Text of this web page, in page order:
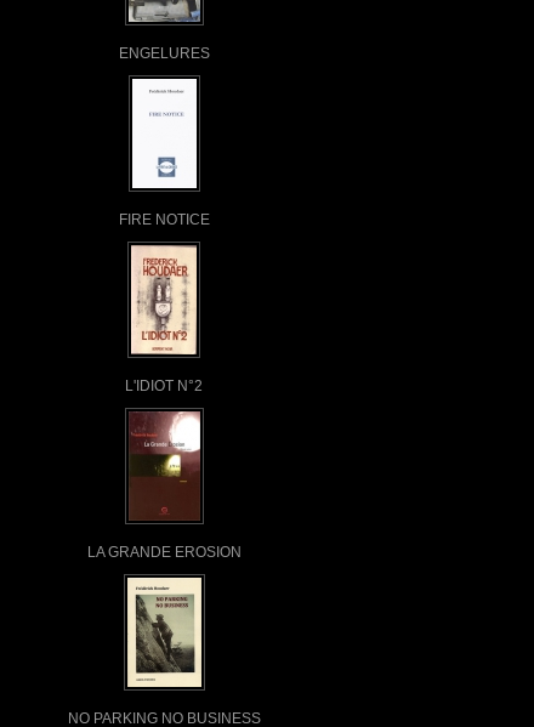
ENGELURES
FIRE NOTICE
L'IDIOT N°2
LA GRANDE EROSION
NO PARKING NO BUSINESS